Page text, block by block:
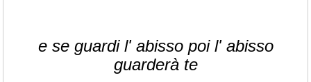
e se guardi l' abisso poi l' abisso
guarderà te